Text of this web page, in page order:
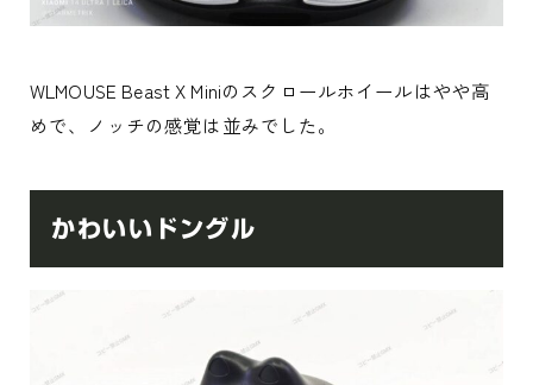
WLMOUSE Beast X Miniのスクロールホイールはやや高
めで、ノッチの感覚は並みでした。
かわいいドングル